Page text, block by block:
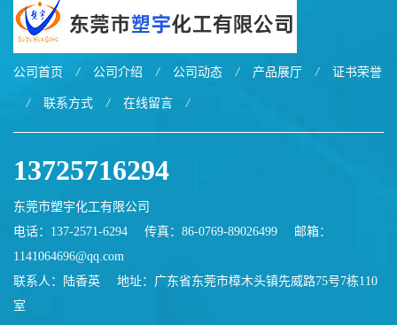
公司首页 / 公司介绍 / 公司动态 / 产品展厅 / 证书荣誉
/ 联系方式 / 在线留言 /
13725716294
东莞市塑宇化工有限公司
电话：137-2571-6294
传真：86-0769-89026499
邮箱：
1141064696@qq.com
联系人：陆香英
地址：广东省东莞市樟木头镇先威路75号7栋110
室